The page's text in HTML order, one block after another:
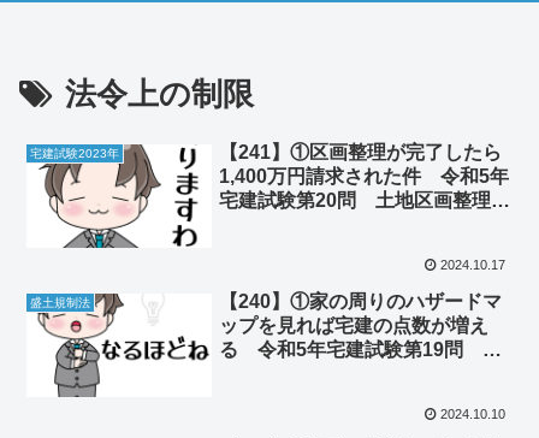
法令上の制限
宅建試験2023年
【241】①区画整理が完了したら
1,400万円請求された件 令和5年
宅建試験第20問 土地区画整理
2024.10.17
盛土規制法
【240】①家の周りのハザードマ
ップを見れば宅建の点数が増え
る 令和5年宅建試験第19問 盛
2024.10.10